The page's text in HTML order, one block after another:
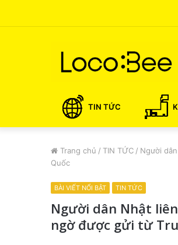
TIN TỨC
Trang chủ / TIN TỨC / Người
Quốc
BÀI VIẾT NỔI BẬT TIN TỨC
Người dân Nhật
ngờ được gửi từ